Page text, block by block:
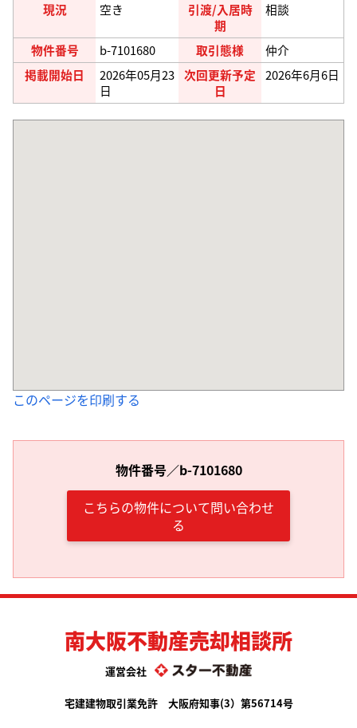
現況 空き
引渡/入居時
期
相談
物件番号 b-7101680 取引態様
仲介
掲載開始日
2026年05月23
日
次回更新予定
日
2026年6月6日
このページを印刷する
物件番号／b-7101680
こちらの物件について問い合わせ
る
南大阪不動産売却相談所
運営会社
宅建建物取引業免許 大阪府知事(3）第56714号